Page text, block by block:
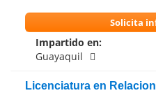
Impartido en:
Guayaquil
Solicita
Licenciatura en